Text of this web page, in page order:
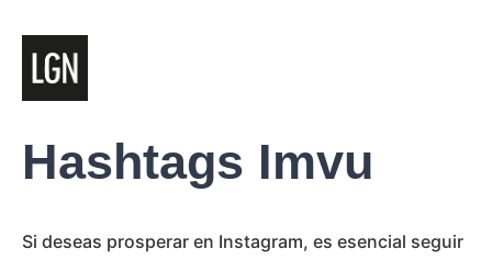
Hashtags Imvu
Si deseas prosperar en Instagram, es esencial seguir